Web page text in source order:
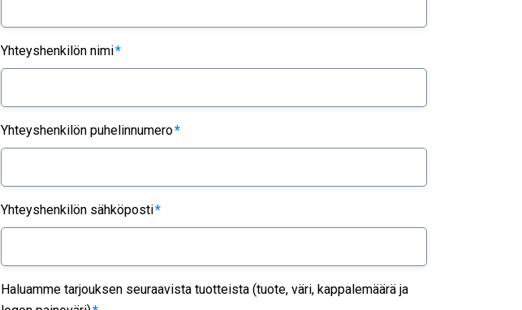
Yhteyshenkilön nimi*
Yhteyshenkilön puhelinnumero*
Yhteyshenkilön sähköposti*
Haluamme tarjouksen seuraavista tuotteista (tuote, väri, kappalemäärä ja